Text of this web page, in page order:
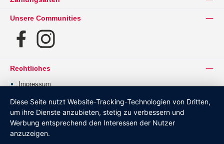
Unsere Communities
FacebookInstagram
Rechtliches
Impressum
Barrierefreiheit
AGB
Widerruf
Diese Seite nutzt Website-Tracking-Technologien von Dritten,
um ihre Dienste anzubieten, stetig zu verbessern und
Werbung entsprechend den Interessen der Nutzer
anzuzeigen.